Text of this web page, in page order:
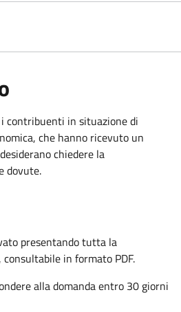
contribuenti in situazione di
che hanno ricevuto un
chiedere la
dovute.
presentando tutta la
in formato PDF.
alla domanda entro 30 giorni